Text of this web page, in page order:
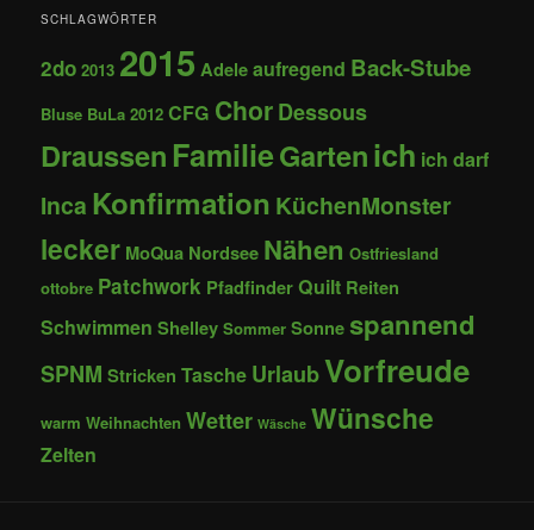
SCHLAGWÖRTER
2do 2013 2015 Adeleaufregend Back-Stube
Bluse BuLa 2012 CFG ChorDessous
Draussen FamilieGartenich ich darf
Inca Konfirmation KüchenMonster
lecker MoQua Nordsee Nähen Ostfriesland
ottobre Patchwork PfadfinderQuilt Reiten
Schwimmen Shelley Sommer Sonnespannend
SPNM Stricken Tasche UrlaubVorfreude
warm Weihnachten Wetter Wäsche Wünsche
Zelten